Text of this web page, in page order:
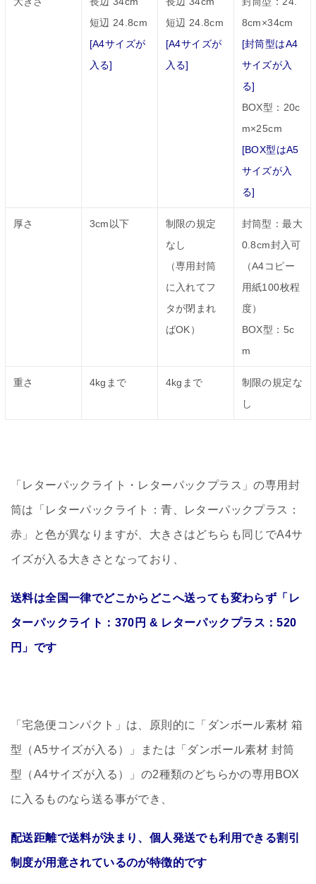
短辺 24.8cm
[A4サイズが
入る]
短辺 24.8cm
[A4サイズが
入る]
8cm×34cm
[封筒型はA4
サイズが入
る]
BOX型：20c
m×25cm
[BOX型はA5
サイズが入
る]
厚さ 3cm以下
制限の規定
なし
（専用封筒
に入れてフ
タが閉まれ
ばOK）
封筒型：最大
0.8cm封入可
（A4コピー
用紙100枚程
度）
BOX型：5c
m
重さ 4kgまで 4kgまで
制限の規定な
し
「レターパックライト・レターパックプラス」の専用封
筒は「レターパックライト：青、レターパックプラス：
赤」と色が異なりますが、大きさはどちらも同じでA4サ
イズが入る大きさとなっており、
送料は全国一律でどこからどこへ送っても変わらず「レ
ターパックライト：370円 & レターパックプラス：520
円」です
「宅急便コンパクト」は、原則的に「ダンボール素材 箱
型（A5サイズが入る）」または「ダンボール素材 封筒
型（A4サイズが入る）」の2種類のどちらかの専用BOX
に入るものなら送る事ができ、
配送距離で送料が決まり、個人発送でも利用できる割引
制度が用意されているのが特徴的です